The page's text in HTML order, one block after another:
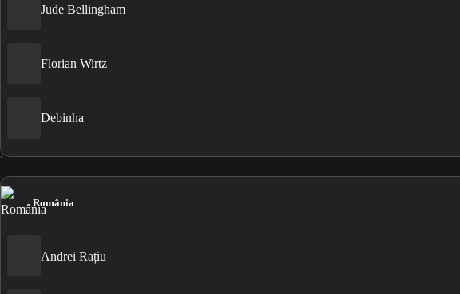
Jude Bellingham
Florian Wirtz
Debinha
România
Andrei Rațiu